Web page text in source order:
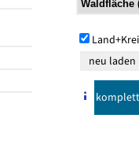
komplett